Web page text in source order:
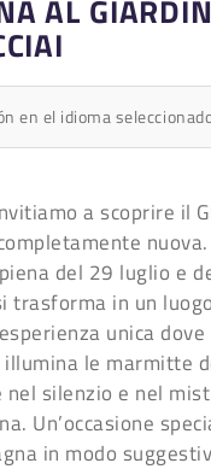
AL
en el idioma
a scoprire il
del 29 luglio e
trasforma in un
unica dove
le marmitte
silenzio e nel
Un’occasione
in modo